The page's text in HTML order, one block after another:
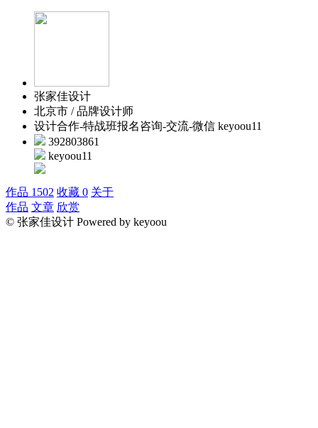
张家佳设计
北京市 / 品牌设计师
设计合作-特战班报名咨询-交流-微信 keyoou11
392803861
keyoou11
作品 1502 收藏 0 关于
作品 文章 欣赏
© 张家佳设计 Powered by keyoou